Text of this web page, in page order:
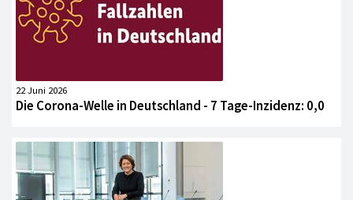
22 Juni 2026
Die Corona-Welle in Deutschland - 7 Tage-Inzidenz: 0,0